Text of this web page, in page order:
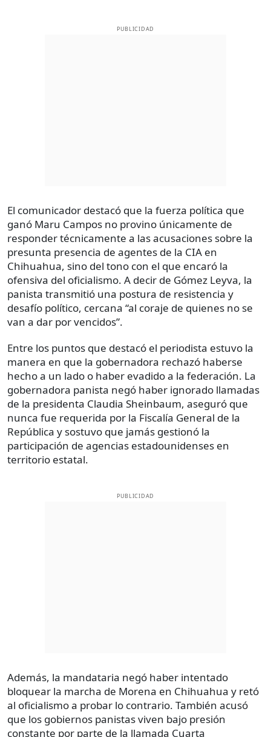
PUBLICIDAD
El comunicador destacó que la fuerza política que
ganó Maru Campos no provino únicamente de
responder técnicamente a las acusaciones sobre la
presunta presencia de agentes de la CIA en
Chihuahua, sino del tono con el que encaró la
ofensiva del oficialismo. A decir de Gómez Leyva, la
panista transmitió una postura de resistencia y
desafío político, cercana “al coraje de quienes no se
van a dar por vencidos”.
Entre los puntos que destacó el periodista estuvo la
manera en que la gobernadora rechazó haberse
hecho a un lado o haber evadido a la federación. La
gobernadora panista negó haber ignorado llamadas
de la presidenta Claudia Sheinbaum, aseguró que
nunca fue requerida por la Fiscalía General de la
República y sostuvo que jamás gestionó la
participación de agencias estadounidenses en
territorio estatal.
PUBLICIDAD
Además, la mandataria negó haber intentado
bloquear la marcha de Morena en Chihuahua y retó
al oficialismo a probar lo contrario. También acusó
que los gobiernos panistas viven bajo presión
constante por parte de la llamada Cuarta